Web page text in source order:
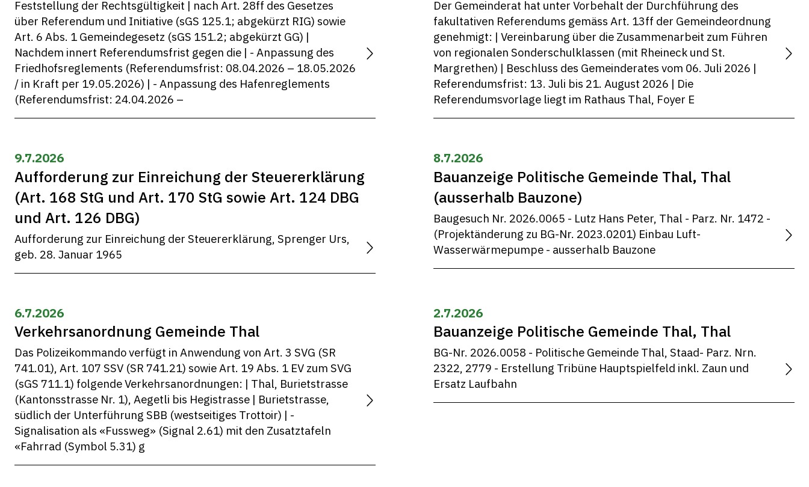
Feststellung der Rechtsgültigkeit | nach Art. 28ff des Gesetzes
über Referendum und Initiative (sGS 125.1; abgekürzt RIG) sowie
Art. 6 Abs. 1 Gemeindegesetz (sGS 151.2; abgekürzt GG) |
Nachdem innert Referendumsfrist gegen die | - Anpassung des
Friedhofsreglements (Referendumsfrist: 08.04.2026 – 18.05.2026
/ in Kraft per 19.05.2026) | - Anpassung des Hafenreglements
(Referendumsfrist: 24.04.2026 –
Der Gemeinderat hat unter Vorbehalt der Durchführung des
fakultativen Referendums gemäss Art. 13ff der Gemeindeordnung
genehmigt: | Vereinbarung über die Zusammenarbeit zum Führen
von regionalen Sonderschulklassen (mit Rheineck und St.
Margrethen) | Beschluss des Gemeinderates vom 06. Juli 2026 |
Referendumsfrist: 13. Juli bis 21. August 2026 | Die
Referendumsvorlage liegt im Rathaus Thal, Foyer E
9.7.2026
Aufforderung zur Einreichung der Steuererklärung
(Art. 168 StG und Art. 170 StG sowie Art. 124 DBG
und Art. 126 DBG)
Aufforderung zur Einreichung der Steuererklärung, Sprenger Urs,
geb. 28. Januar 1965
8.7.2026
Bauanzeige Politische Gemeinde Thal, Thal
(ausserhalb Bauzone)
Baugesuch Nr. 2026.0065 - Lutz Hans Peter, Thal - Parz. Nr. 1472 -
(Projektänderung zu BG-Nr. 2023.0201) Einbau Luft-
Wasserwärmepumpe - ausserhalb Bauzone
6.7.2026
Verkehrsanordnung Gemeinde Thal
Das Polizeikommando verfügt in Anwendung von Art. 3 SVG (SR
741.01), Art. 107 SSV (SR 741.21) sowie Art. 19 Abs. 1 EV zum SVG
(sGS 711.1) folgende Verkehrsanord­nungen: | Thal, Burietstrasse
(Kantonsstrasse Nr. 1), Aegetli bis Hegistrasse | Burietstrasse,
südlich der Unterführung SBB (westseitiges Trottoir) | -
Signalisation als «Fussweg» (Signal 2.61) mit den Zusatztafeln
«Fahrrad (Symbol 5.31) g
2.7.2026
Bauanzeige Politische Gemeinde Thal, Thal
BG-Nr. 2026.0058 - Politische Gemeinde Thal, Staad- Parz. Nrn.
2322, 2779 - Erstellung Tribüne Hauptspielfeld inkl. Zaun und
Ersatz Laufbahn